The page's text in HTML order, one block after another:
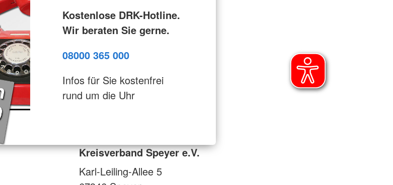
Kostenlose DRK-Hotline.
Wir beraten Sie gerne.
08000 365 000
Infos für Sie kostenfrei
rund um die Uhr
Kreisverband Speyer e.V.
Karl-Leiling-Allee 5